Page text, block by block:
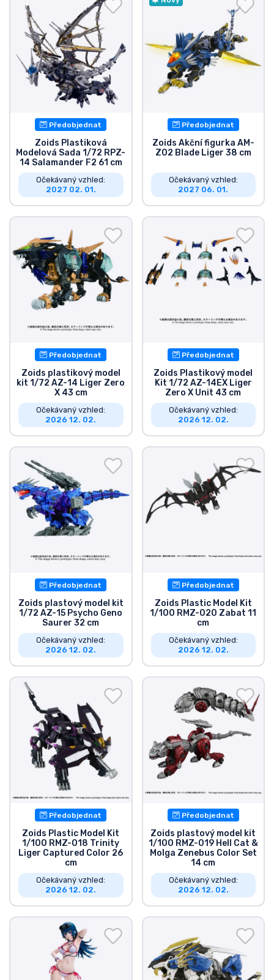
Předobjednat
Zoids Plastiková
Modelová Sada 1/72 RPZ-
14 Salamander F2 61 cm
Očekávaný vzhled:
2027 02. 01.
Předobjednat
Zoids Akční figurka AM-
Z02 Blade Liger 38 cm
Očekávaný vzhled:
2027 06. 01.
Předobjednat
Zoids plastikový model
kit 1/72 AZ-14 Liger Zero
X 43 cm
Očekávaný vzhled:
2026 12. 02.
Předobjednat
Zoids Plastikový model
Kit 1/72 AZ-14EX Liger
Zero X Unit 43 cm
Očekávaný vzhled:
2026 12. 02.
Předobjednat
Zoids plastový model kit
1/72 AZ-15 Psycho Geno
Saurer 32 cm
Očekávaný vzhled:
2026 12. 02.
Předobjednat
Zoids Plastic Model Kit
1/100 RMZ-020 Zabat 11
cm
Očekávaný vzhled:
2026 12. 02.
Předobjednat
Zoids Plastic Model Kit
1/100 RMZ-018 Trinity
Liger Captured Color 26
cm
Očekávaný vzhled:
2026 12. 02.
Předobjednat
Zoids plastový model kit
1/100 RMZ-019 Hell Cat &
Molga Zenebus Color Set
14 cm
Očekávaný vzhled:
2026 12. 02.